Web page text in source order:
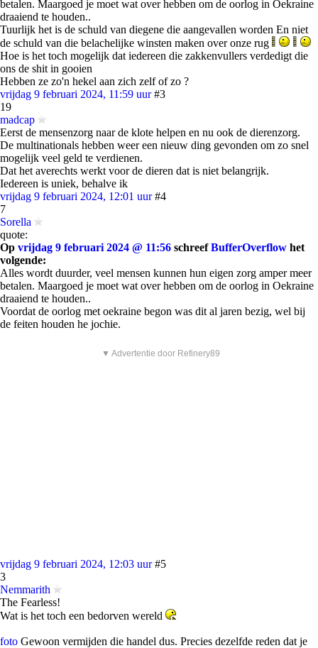
betalen. Maargoed je moet wat over hebben om de oorlog in Oekraine
draaiend te houden..
Tuurlijk het is de schuld van diegene die aangevallen worden En niet
de schuld van die belachelijke winsten maken over onze rug
Hoe is het toch mogelijk dat iedereen die zakkenvullers verdedigt die
ons de shit in gooien
Hebben ze zo'n hekel aan zich zelf of zo ?
vrijdag 9 februari 2024, 11:59 uur #3
19
madcap
Eerst de mensenzorg naar de klote helpen en nu ook de dierenzorg.
De multinationals hebben weer een nieuw ding gevonden om zo snel
mogelijk veel geld te verdienen.
Dat het averechts werkt voor de dieren dat is niet belangrijk.
Iedereen is uniek, behalve ik
vrijdag 9 februari 2024, 12:01 uur #4
7
Sorella
quote:
Op vrijdag 9 februari 2024 @ 11:56 schreefBufferOverflow het
volgende:
Alles wordt duurder, veel mensen kunnen hun eigen zorg amper meer
betalen. Maargoed je moet wat over hebben om de oorlog in Oekraine
draaiend te houden..
Voordat de oorlog met oekraine begon was dit al jaren bezig, wel bij
de feiten houden he jochie.
▼ Advertentie door Refinery89
vrijdag 9 februari 2024, 12:03 uur #5
3
Nemmarith
The Fearless!
Wat is het toch een bedorven wereld
foto Gewoon vermijden die handel dus. Precies dezelfde reden dat je